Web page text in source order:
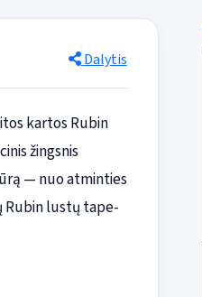
Dalytis
kartos Rubin
žingsnis
— nuo atminties
Rubin lustų tape-